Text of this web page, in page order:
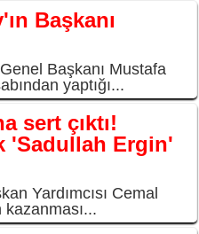
Başkanı
Başkanı Mustafa
yaptığı...
sert çıktı!
'Sadullah Ergin'
Yardımcısı Cemal
kazanması...